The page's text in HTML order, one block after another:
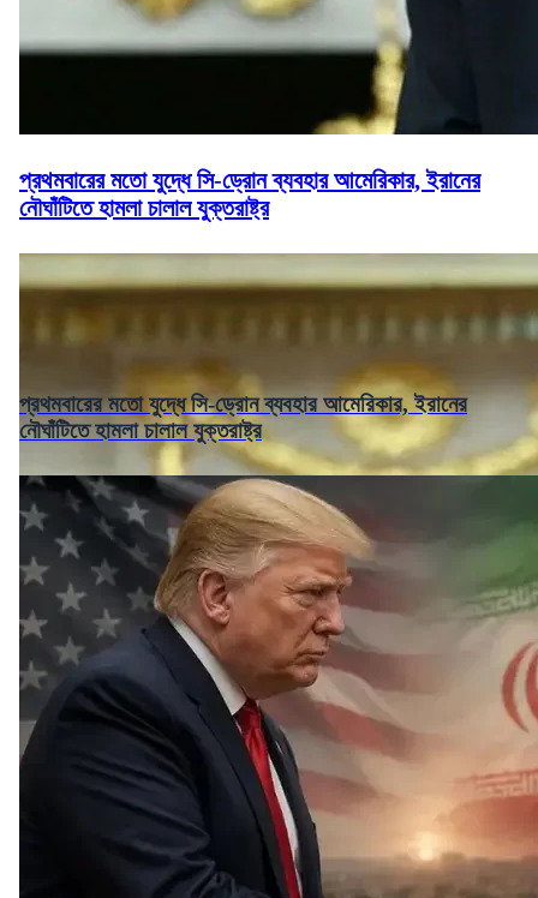
প্রথমবারের মতো যুদ্ধে সি-ড্রোন ব্যবহার আমেরিকার, ইরানের
নৌঘাঁটিতে হামলা চালাল যুক্তরাষ্ট্র
প্রথমবারের মতো যুদ্ধে সি-ড্রোন ব্যবহার আমেরিকার, ইরানের
নৌঘাঁটিতে হামলা চালাল যুক্তরাষ্ট্র